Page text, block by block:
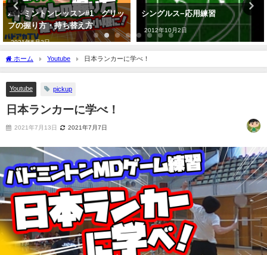
#1 グリッ
シングルス−応用練習
2012年10月2日
バドミントンを考え
#23 2020を振り返る
2021年1月27日
ホーム Youtube 日本ランカーに学べ！
Youtube pickup
日本ランカーに学べ！
2021年7月13日 2021年7月7日